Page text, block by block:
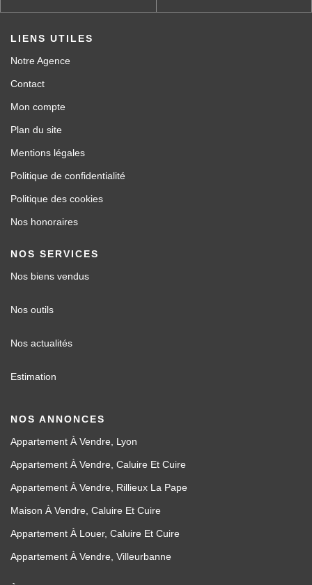
LIENS UTILES
Notre Agence
Contact
Mon compte
Plan du site
Mentions légales
Politique de confidentialité
Politique des cookies
Nos honoraires
NOS SERVICES
Nos biens vendus
Nos outils
Nos actualités
Estimation
NOS ANNONCES
Appartement À Vendre, Lyon
Appartement À Vendre, Caluire Et Cuire
Appartement À Vendre, Rillieux La Pape
Maison À Vendre, Caluire Et Cuire
Appartement À Louer, Caluire Et Cuire
Appartement À Vendre, Villeurbanne